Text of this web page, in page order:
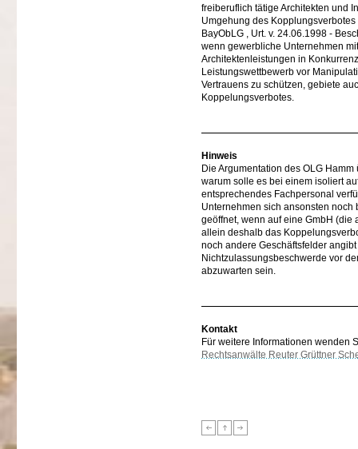
freiberuflich tätige Architekten und
Umgehung des
BayObLG , Urt. v. 24.06.1998 -
wenn gewerbliche Unternehmen
Architektenleistungen in
Leistungswettbewerb vor
Vertrauens zu schützen, gebiete
Koppelungsverbotes.
Hinweis
Die Argumentation des OLG
warum solle es bei einem isoliert
entsprechendes Fachpersonal
Unternehmen sich ansonsten noch
geöffnet, wenn auf eine GmbH (die
allein deshalb das
noch andere Geschäftsfelder
Nichtzulassungsbeschwerde vor
abzuwarten sein.
Kontakt
Für weitere Informationen wenden
Rechtsanwälte Reuter Grüttner